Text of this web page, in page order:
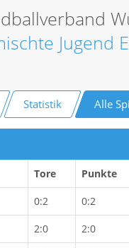
Jugend
Statistik Alle
Tore Punkte
0:2 0:2
2:0 2:0